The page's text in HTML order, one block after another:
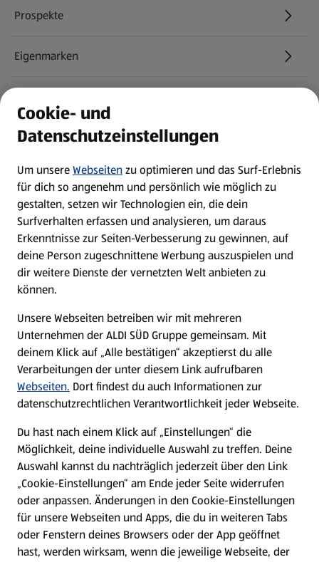
Prospekte
Eigenmarken
Newsletter
WhatsApp
Über ALDI SÜD
Filialen
Nachhaltigkeit
Karriere
Presse
Hilfe & Kontakt
(öffnet in einem neuen Tab)
Unternehmen
Folge uns hier:
Cookie- und
Datenschutzeinstellungen
Um unsereWebseitenzu optimieren und das Surf-Erlebnis
für dich so angenehm und persönlich wie möglich zu
gestalten, setzen wir Technologien ein, die dein
Surfverhalten erfassen und analysieren, um daraus
Erkenntnisse zur Seiten-Verbesserung zu gewinnen, auf
deine Person zugeschnittene Werbung auszuspielen und
dir weitere Dienste der vernetzten Welt anbieten zu
können.
Unsere Webseiten betreiben wir mit mehreren
Unternehmen der ALDI SÜD Gruppe gemeinsam. Mit
deinem Klick auf „Alle bestätigen“ akzeptierst du alle
Verarbeitungen der unter diesem Link aufrufbaren
Webseiten. Dort findest du auch Informationen zur
datenschutzrechtlichen Verantwortlichkeit jeder Webseite.
Du hast nach einem Klick auf „Einstellungen“ die
Möglichkeit, deine individuelle Auswahl zu treffen. Deine
Auswahl kannst du nachträglich jederzeit über den Link
„Cookie-Einstellungen“ am Ende jeder Seite widerrufen
oder anpassen. Änderungen in den Cookie-Einstellungen
für unsere Webseiten und Apps, die du in weiteren Tabs
oder Fenstern deines Browsers oder der App geöffnet
hast, werden wirksam, wenn die jeweilige Webseite, der